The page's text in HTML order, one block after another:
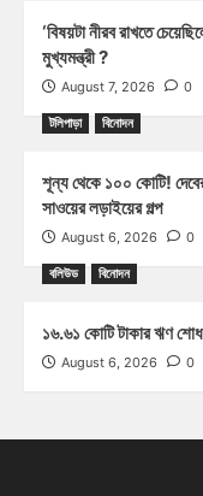
‘বিষয়টা নীরব রাখতে
মুখ্যমন্ত্রী ?
August 7, 2026 0
টলিপাড়া বিনোদন
শূন্য থেকে ১০০ কোটি! দেবের
সাওয়ের লড়াইয়ের গল্প
August 6, 2026 0
বলিউড বিনোদন
১৬.৬১ কোটি টাকার ঋণ শোধ
August 6, 2026 0